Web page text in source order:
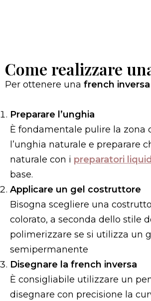
Come realizzare
Per ottenere una french inversa
Preparare l’unghia
È fondamentale pulire la zona
l’unghia naturale e preparare
naturale con i preparatori
base.
Applicare un gel costruttore
Bisogna scegliere una
colorato, a seconda dello stile
polimerizzare se si utilizza un
semipermanente
Disegnare la french inversa
È consigliabile utilizzare un
disegnare con precisione la